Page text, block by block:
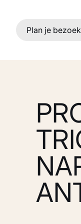
Ga naar
Plan je bezoek